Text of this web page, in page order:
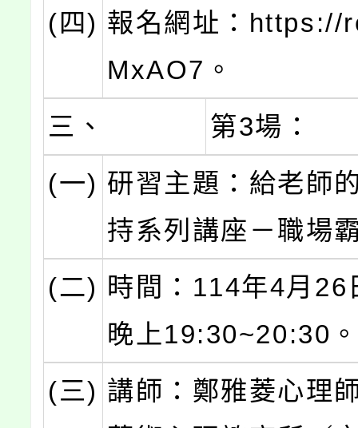
(四) 報名網址：https://
MxAO7。
三、
第3場：
(一) 研習主題：給老師
持系列講座－職場
(二) 時間：114年4月26
晚上19:30~20:30
(三) 講師：鄭雅菱心理